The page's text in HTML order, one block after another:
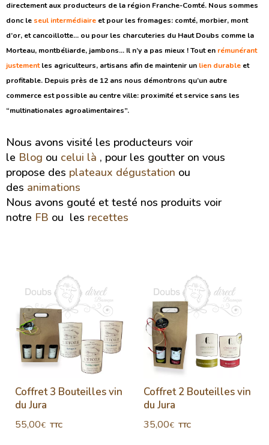
directement aux producteurs de la région Franche-Comté. Nous sommes
donc le seul intermédiaire et pour les fromages: comté, morbier, mont
d’or, et cancoillotte… ou pour les charcuteries du Haut Doubs comme la
Morteau, montbéliarde, jambons… Il n’y a pas mieux ! Tout en rémunérant
justementles agriculteurs, artisans afin de maintenir un lien durable et
profitable. Depuis près de 12 ans nous démontrons qu’un autre
commerce est possible au centre ville: proximité et service sans les
“multinationales agroalimentaires”.
Nous avons visité les producteurs voir
le Blog ou celui là , pour les goutter on vous
propose des plateaux dégustation ou
des animations
Nous avons gouté et testé nos produits voir
notre FB ou les recettes
Coffret 3 Bouteilles vin
du Jura
55,00€ TTC
Coffret 2 Bouteilles vin
du Jura
35,00€ TTC